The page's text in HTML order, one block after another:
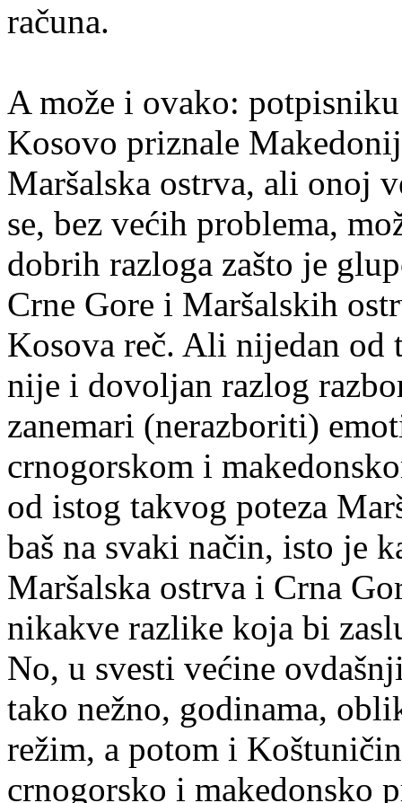
računa.
A može i ovako:
Kosovo priznale
Maršalska ostrva, ali onoj
se, bez većih problema,
dobrih razloga zašto je
Crne Gore i Maršalskih
Kosova reč. Ali nijedan od
nije i dovoljan razlog
zanemari (nerazboriti)
crnogorskom i
od istog takvog poteza
baš na svaki način, isto je
Maršalska ostrva i Crna
nikakve razlike koja bi
No, u svesti većine
tako nežno, godinama,
režim, a potom i
crnogorsko i makedonsko